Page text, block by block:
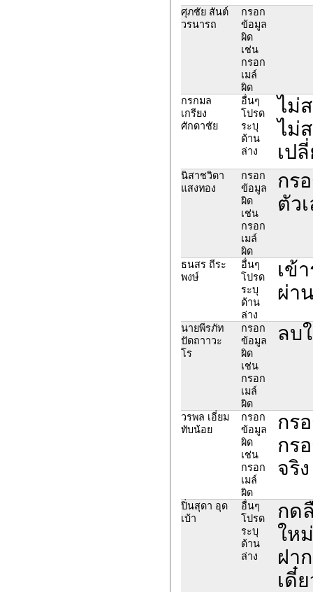
ศุภชัย สันต์
วรนารถ
กรอก
ข้อมูล
ผิด
เช่น
กรอก
เมล์
ผิด
กรกมล
เกรียง
ศักดาชัย
อื่นๆ
โปรด
ระบุ
ด้าน
ล่าง
ไม่
ไม่
เป
นิสาชวิดา
แสงทอง
กรอก
ข้อมูล
ผิด
เช่น
กรอก
เมล์
ผิด
กร
ตัว
ธนสร ถีระ
พงษ์
อื่นๆ
โปรด
ระบุ
ด้าน
ล่าง
เข้
ผ่า
นายพีรภัท
ปัดถาาวะ
โร
กรอก
ข้อมูล
ผิด
เช่น
กรอก
เมล์
ผิด
ลบ
วรพล เอี่ยม
ทับน้อย
กรอก
ข้อมูล
ผิด
เช่น
กรอก
เมล์
ผิด
กร
กร
จริ
ปิ่นสุดา อุด
เบ้า
อื่นๆ
โปรด
ระบุ
ด้าน
ล่าง
กด
ให
ฝา
เดี๋